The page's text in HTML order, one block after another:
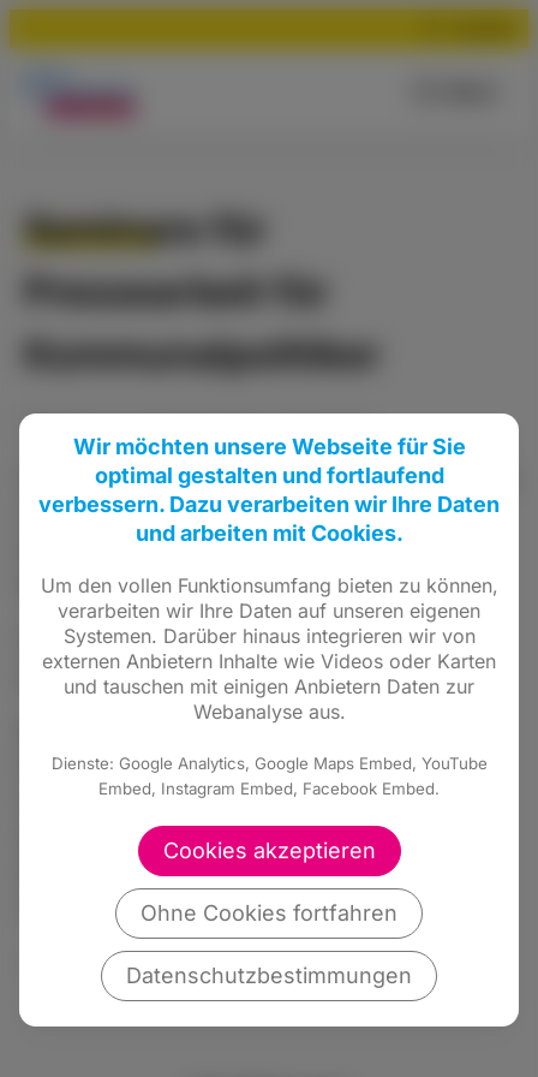
Seminare für
Pressearbeit für
Kommunalpolitiker
Meldung
Öffentlichkeitsarbeit wird für Kommunalpolitiker
immer wichtiger. Dabei geht es um die
klassische Pressearbeit und um
Kommunikation in und mit den Neuen Medien.
Für eine erfolgreiche Arbeit sind Kenntnisse
dieses Handwerks erforderlich.
Friedrich-Naumann-Stiftung für die Freiheit
regelmäßig Seminare an. Online-Seminare
eignen sich besonders für Kommunalpolitiker,
die ihre Kenntnisse ohne großen Aufwand
vertiefen wollen.
http://www.fnst.de
Wir möchten unsere Webseite für Sie
optimal gestalten und fortlaufend
verbessern. Dazu verarbeiten wir Ihre Daten
und arbeiten mit Cookies.
Um den vollen Funktionsumfang bieten zu können,
verarbeiten wir Ihre Daten auf unseren eigenen
Systemen. Darüber hinaus integrieren wir von
externen Anbietern Inhalte wie Videos oder Karten
und tauschen mit einigen Anbietern Daten zur
Webanalyse aus.
Dienste: Google Analytics, Google Maps Embed, YouTube
Embed, Instagram Embed, Facebook Embed.
Cookies akzeptieren
Ohne Cookies fortfahren
Datenschutzbestimmungen